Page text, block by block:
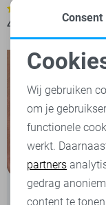
45,00 89,99
Analytische
Marketing
Consent
Wij gebruiken
om je
functionele
werkt.
partners
gedrag
content te